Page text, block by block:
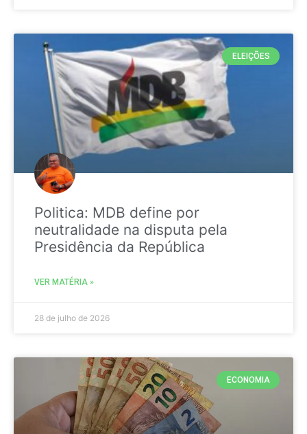
ELEIÇÕES
Politica: MDB define por
neutralidade na disputa pela
Presidência da República
VER MATÉRIA »
28 de julho de 2026
ECONOMIA